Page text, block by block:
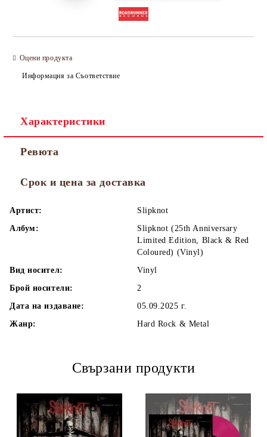
Оцени продукта
Информация за Съответствие
Характеристики
Ревюта
Срок и цена за доставка
Артист:
Slipknot
Албум:
Slipknot (25th Anniversary
Limited Edition, Black & Red
Coloured) (Vinyl)
Вид носител:
Vinyl
Брой носители:
2
Дата на издаване:
05.09.2025 г.
Жанр:
Hard Rock & Metal
Свързани продукти